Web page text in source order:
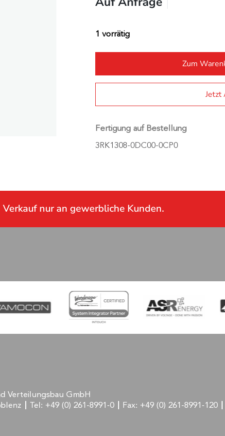
1 vorrätig
Zum
Jetzt
Fertigung auf Bestellung
3RK1308-0DC00-0CP0
Verkauf nur an gewerbliche Kunden.
Verteilungsbau GmbH
Tel: +49 (0) 261-8991-0 Fax: +49 (0) 261-8991-120